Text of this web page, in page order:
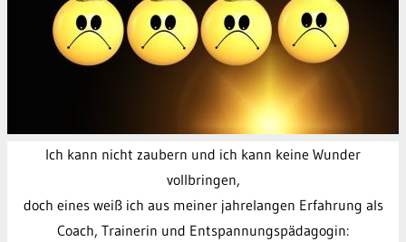
Ich kann nicht zaubern und ich kann keine Wunder
vollbringen,
doch eines weiß ich aus meiner jahrelangen Erfahrung als
Coach, Trainerin und Entspannungspädagogin: